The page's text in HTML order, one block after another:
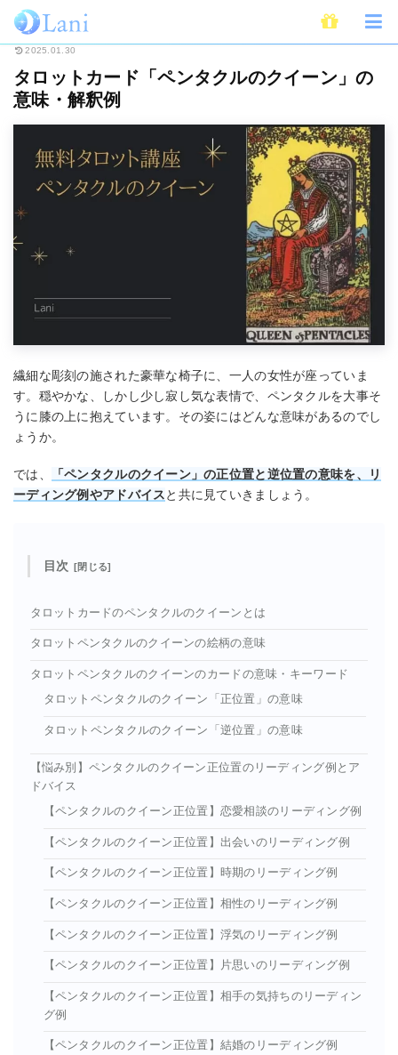
ホーム 占い タロットカード「ペンタクルのクイーン」の意味
2025.01.30
タロットカード「ペンタクルのクイーン」の
意味・解釈例
繊細な彫刻の施された豪華な椅子に、一人の女性が座っていま
す。穏やかな、しかし少し寂し気な表情で、ペンタクルを大事そ
うに膝の上に抱えています。その姿にはどんな意味があるのでし
ょうか。
では、
「ペンタクルのクイーン」の正位置と逆位置の意味を、リ
ーディング例やアドバイスと共に見ていきましょう。
目次
タロットカードのペンタクルのクイーンとは
タロットペンタクルのクイーンの絵柄の意味
タロットペンタクルのクイーンのカードの意味・キーワード
タロットペンタクルのクイーン「正位置」の意味
タロットペンタクルのクイーン「逆位置」の意味
【悩み別】ペンタクルのクイーン正位置のリーディング例とア
ドバイス
【ペンタクルのクイーン正位置】恋愛相談のリーディング例
【ペンタクルのクイーン正位置】出会いのリーディング例
【ペンタクルのクイーン正位置】時期のリーディング例
【ペンタクルのクイーン正位置】相性のリーディング例
【ペンタクルのクイーン正位置】浮気のリーディング例
【ペンタクルのクイーン正位置】片思いのリーディング例
【ペンタクルのクイーン正位置】相手の気持ちのリーディン
グ例
【ペンタクルのクイーン正位置】結婚のリーディング例